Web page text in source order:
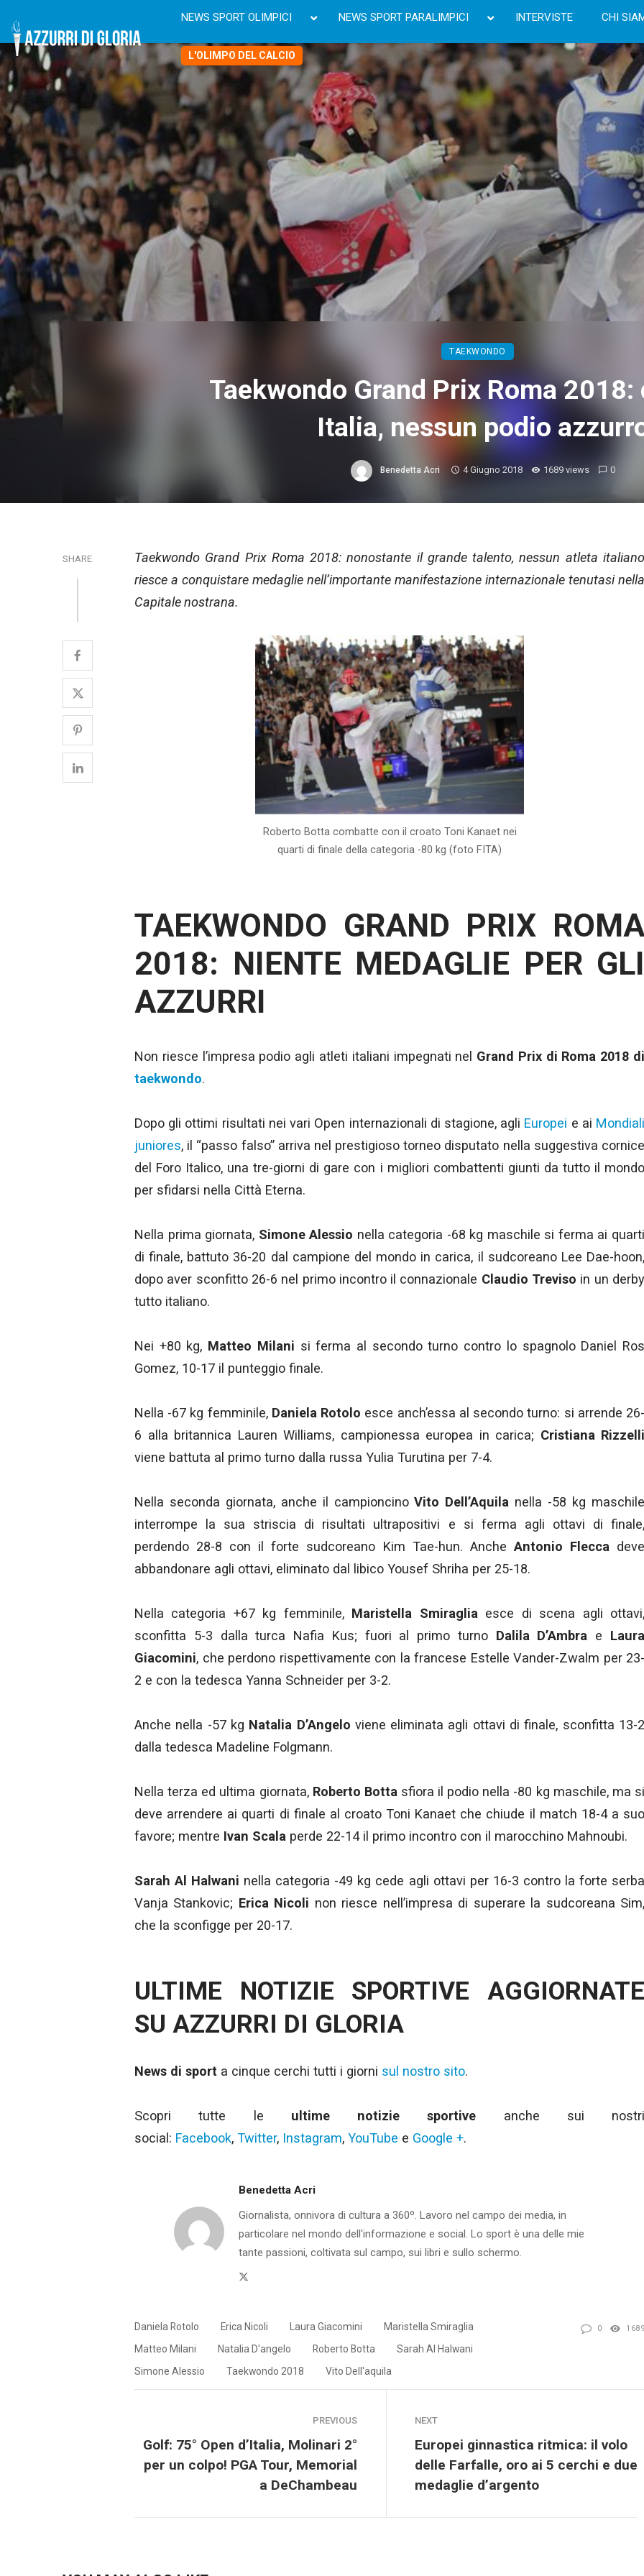
NEWS SPORT OLIMPICI NEWS SPORT PARALIMPICI INTERVISTE CHI
L'OLIMPO DEL CALCIO
TAEKWONDO
Taekwondo Grand Prix Roma
Italia, nessun podio
Benedetta Acri 4 Giugno 2018 1689 views 0
SHARE
Taekwondo Grand Prix Roma 2018: nonostante il grande talento, nessun atleta italiano
riesce a conquistare medaglie nell’importante manifestazione internazionale tenutasi nella
Capitale nostrana.
Roberto Botta combatte con il croato Toni Kanaet nei
quarti di finale della categoria -80 kg (foto FITA)
TAEKWONDO GRAND PRIX ROMA
2018: NIENTE MEDAGLIE PER GLI
AZZURRI
Non riesce l’impresa podio agli atleti italiani impegnati nel Grand Prix di Roma 2018
taekwondo.
Dopo gli ottimi risultati nei vari Open internazionali di stagione, agli Europei e ai
juniores, il “passo falso” arriva nel prestigioso torneo disputato nella suggestiva cornice
del Foro Italico, una tre-giorni di gare con i migliori combattenti giunti da tutto il mondo
per sfidarsi nella Città Eterna.
Nella prima giornata, Simone Alessio nella categoria -68 kg maschile si ferma ai
di finale, battuto 36-20 dal campione del mondo in carica, il sudcoreano Lee Dae-hoon,
dopo aver sconfitto 26-6 nel primo incontro il connazionale Claudio Treviso in un
tutto italiano.
Nei +80 kg, Matteo Milani si ferma al secondo turno contro lo spagnolo Daniel
Gomez, 10-17 il punteggio finale.
Nella -67 kg femminile, Daniela Rotolo esce anch’essa al secondo turno: si arrende
6 alla britannica Lauren Williams, campionessa europea in carica; Cristiana Rizzelli
viene battuta al primo turno dalla russa Yulia Turutina per 7-4.
Nella seconda giornata, anche il campioncinoVito Dell’Aquila nella -58 kg
interrompe la sua striscia di risultati ultrapositivi e si ferma agli ottavi di finale,
perdendo 28-8 con il forte sudcoreano Kim Tae-hun. Anche Antonio Flecca
abbandonare agli ottavi, eliminato dal libico Yousef Shriha per 25-18.
Nella categoria +67 kg femminile, Maristella Smiraglia esce di scena agli
sconfitta 5-3 dalla turca Nafia Kus; fuori al primo turno Dalila D’Ambra e
Giacomini, che perdono rispettivamente con la francese Estelle Vander-Zwalm per 23-
2 e con la tedesca Yanna Schneider per 3-2.
Anche nella -57 kg Natalia D’Angelo viene eliminata agli ottavi di finale, sconfitta 13-
dalla tedesca Madeline Folgmann.
Nella terza ed ultima giornata, Roberto Botta sfiora il podio nella -80 kg maschile, ma
deve arrendere ai quarti di finale al croato Toni Kanaet che chiude il match 18-4 a suo
favore; mentre Ivan Scala perde 22-14 il primo incontro con il marocchino Mahnoubi.
Sarah Al Halwani nella categoria -49 kg cede agli ottavi per 16-3 contro la forte
Vanja Stankovic; Erica Nicoli non riesce nell’impresa di superare la sudcoreana
che la sconfigge per 20-17.
ULTIME NOTIZIE SPORTIVE AGGIORNATE
SU AZZURRI DI GLORIA
News di sport a cinque cerchi tutti i giorni sul nostro sito.
Scopri tutte le ultime notizie sportive anche sui nostri
social: Facebook, Twitter, Instagram, YouTube e Google +.
Benedetta Acri
Giornalista, onnivora di cultura a 360º. Lavoro nel campo dei media, in
particolare nel mondo dell'informazione e social. Lo sport è una delle mie
tante passioni, coltivata sul campo, sui libri e sullo schermo.
Daniela Rotolo Erica Nicoli Laura Giacomini
Maristella Smiraglia
Matteo Milani
Natalia D'angelo Roberto Botta
Sarah Al Halwani
Simone Alessio
Taekwondo 2018 Vito Dell'aquila
0 1689
PREVIOUS
Golf: 75° Open d’Italia, Molinari 2°
per un colpo! PGA Tour, Memorial
a DeChambeau
NEXT
Europei ginnastica ritmica: il volo
delle Farfalle, oro ai 5 cerchi e due
medaglie d’argento